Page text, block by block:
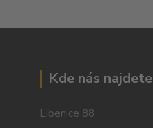
Kde nás najdete
Libenice 88